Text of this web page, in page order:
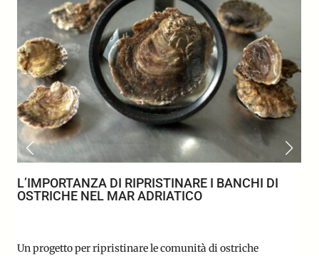
L’IMPORTANZA DI RIPRISTINARE I BANCHI DI
OSTRICHE NEL MAR ADRIATICO
Un progetto per ripristinare le comunità di ostriche